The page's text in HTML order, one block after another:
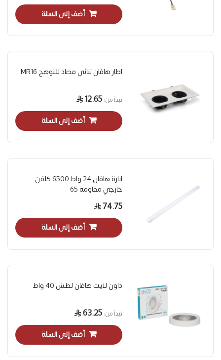
أضف إلى السلة
اطار هافان ثنائي مضاد للتوهج MR16
تبدأ من 12.65
أضف إلى السلة
انارة هافان 24 واط 6500 كلفن
خارجي مقاومة 65
74.75
أضف إلى السلة
داون لايت هافان لطش 40 واط
تبدأ من 63.25
أضف إلى السلة